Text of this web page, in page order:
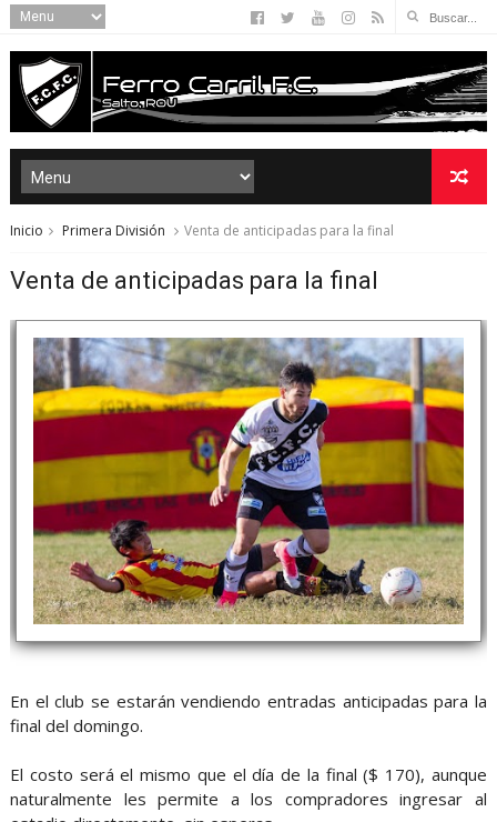
Inicio Primera División Venta de anticipadas para la final
Venta de anticipadas para la final
En el club se estarán vendiendo entradas anticipadas para la
final del domingo.
El costo será el mismo que el día de la final ($ 170), aunque
naturalmente les permite a los compradores ingresar al